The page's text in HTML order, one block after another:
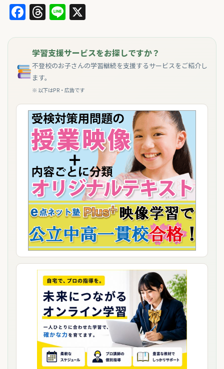
Facebook
Threads
Line
学習支援サービスをお探しですか？
不登校のお子さんの学習継続を支援するサービスをご紹介し
ます。
※ 以下はPR・広告です